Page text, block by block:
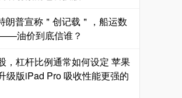
朗普宣称＂创记载＂，船运数
油价到底信谁？
，杠杆比例通常如何设定 苹果
级版iPad Pro 吸收性能更强的